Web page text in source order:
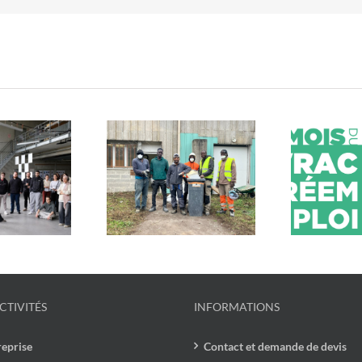
du Cœur x
: un chantier
et engagé
En mars, c’est le mois du
vrac et du réemploi !
INFORMATIONS
Contact et demande de devis